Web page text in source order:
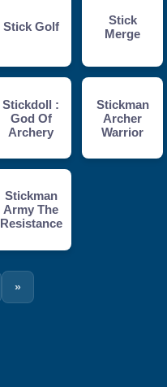
Stick Golf
Stick
Merge
Stickdoll :
God Of
Archery
Stickman
Archer
Warrior
Stickman
Army The
Resistance
»